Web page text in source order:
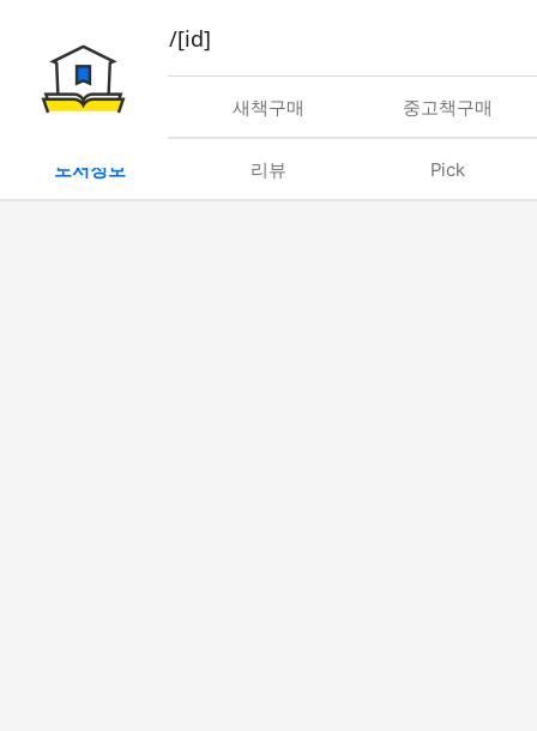
book/rent/[id]
대여 새책구매 중고책구매
도서정보 리뷰 Pick